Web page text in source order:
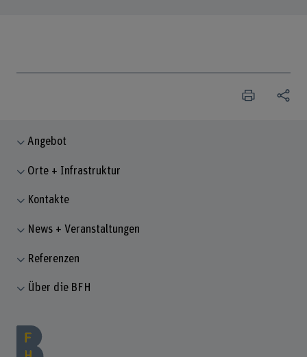
Angebot
Orte + Infrastruktur
Kontakte
News + Veranstaltungen
Referenzen
Über die BFH